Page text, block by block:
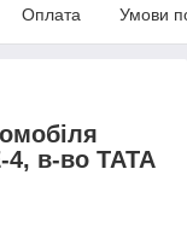
Оплата Умови
в-во TATA